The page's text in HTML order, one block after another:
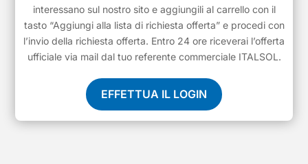
interessano sul nostro sito e aggiungili al carrello con il
tasto “Aggiungi alla lista di richiesta offerta” e procedi con
l’invio della richiesta offerta. Entro 24 ore riceverai l’offerta
ufficiale via mail dal tuo referente commerciale ITALSOL.
EFFETTUA IL LOGIN